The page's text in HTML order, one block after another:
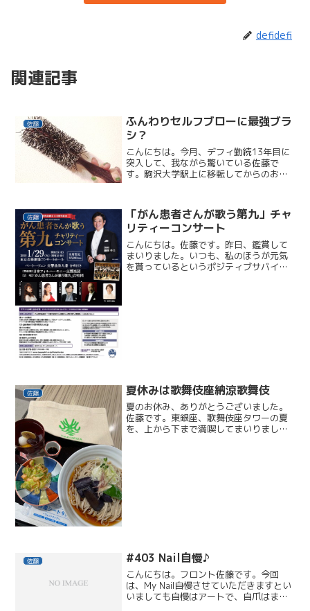
defidefi
関連記事
佐藤
ふんわりセルフブローに最強ブラ
シ？
こんにちは。今月、デフィ勤続13年目に
突入して、我ながら驚いている佐藤で
す。駒沢大学駅上に移転してからのお付
になったのだからと、スタッフにいろい
ろとビューティーアドバイ...
佐藤
「がん患者さんが歌う第九」チャ
リティーコンサート
こんにちは。佐藤です。昨日、鑑賞して
まいりました。いつも、私のほうが元気
を貰っているというポジティブサバイバ
佐藤 夏休みは歌舞伎座納涼歌舞伎
夏のお休み、ありがとうございました。
佐藤です。東銀座、歌舞伎座タワーの夏
を、上から下まで満喫してまいりまし
佐藤 #403 Nail自慢♪
こんにちは。フロント佐藤です。今回
は、My Nail自慢させていただきますとい
いましても自慢はアートで、自爪はまっ